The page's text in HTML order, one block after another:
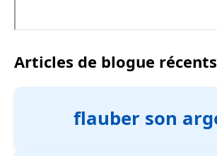
Articles de blogue récents
flauber son